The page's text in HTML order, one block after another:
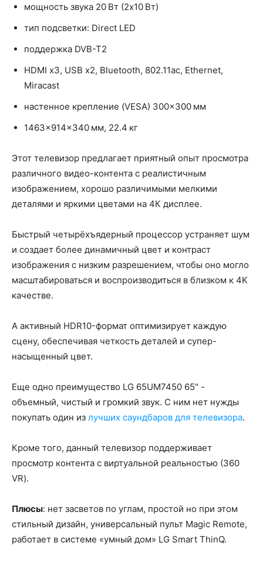
мощность звука 20 Вт (2х10 Вт)
тип подсветки: Direct LED
поддержка DVB-T2
HDMI x3, USB x2, Bluetooth, 802.11ac, Ethernet,
Miracast
настенное крепление (VESA) 300×300 мм
1463x914x340 мм, 22.4 кг
Этот телевизор предлагает приятный опыт просмотра
различного видео-контента с реалистичным
изображением, хорошо различимыми мелкими
деталями и яркими цветами на 4К дисплее.
Быстрый четырёхъядерный процессор устраняет шум
и создает более динамичный цвет и контраст
изображения с низким разрешением, чтобы оно могло
масштабироваться и воспроизводиться в близком к 4K
качестве.
А активный HDR10-формат оптимизирует каждую
сцену, обеспечивая четкость деталей и супер-
насыщенный цвет.
Еще одно преимущество LG 65UM7450 65" -
объемный, чистый и громкий звук. С ним нет нужды
покупать один из лучших саундбаров для телевизора.
Кроме того, данный телевизор поддерживает
просмотр контента с виртуальной реальностью (360
VR).
Плюсы: нет засветов по углам, простой но при этом
стильный дизайн, универсальный пульт Magic Remote,
работает в системе «умный дом» LG Smart ThinQ.